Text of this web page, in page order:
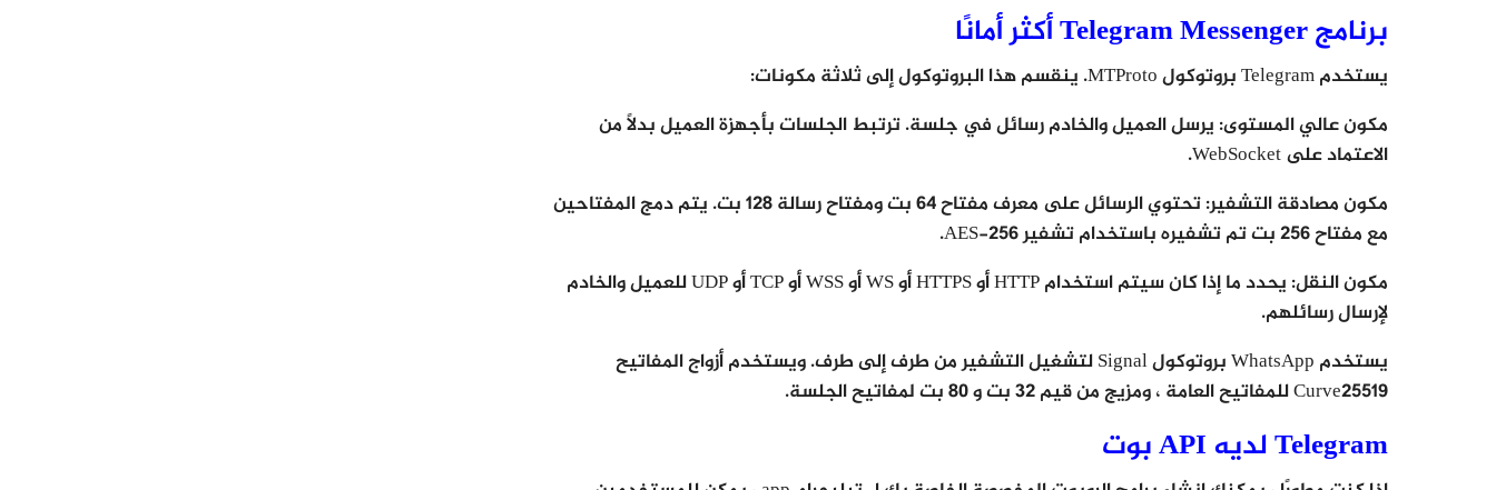
برنامج Telegram Messenger أكثر أمانًا
يستخدم Telegram بروتوكول MTProto. ينقسم هذا البروتوكول إلى ثلاثة مكونات:
مكون عالي المستوى: يرسل العميل والخادم رسائل في جلسة. ترتبط الجلسات بأجهزة العميل بدلاً من
الاعتماد على WebSocket.
مكون مصادقة التشفير: تحتوي الرسائل على معرف مفتاح 64 بت ومفتاح رسالة 128 بت. يتم دمج المفتاحين
مع مفتاح 256 بت تم تشفيره باستخدام تشفير AES-256.
مكون النقل: يحدد ما إذا كان سيتم استخدام HTTP أو HTTPS أو WS أو WSS أو TCP أو UDP للعميل والخادم
لإرسال رسائلهم.
يستخدم WhatsApp بروتوكول Signal لتشغيل التشفير من طرف إلى طرف. ويستخدم أزواج المفاتيح
Curve25519 للمفاتيح العامة ، ومزيج من قيم 32 بت و 80 بت لمفاتيح الجلسة.
Telegram لديه API بوت